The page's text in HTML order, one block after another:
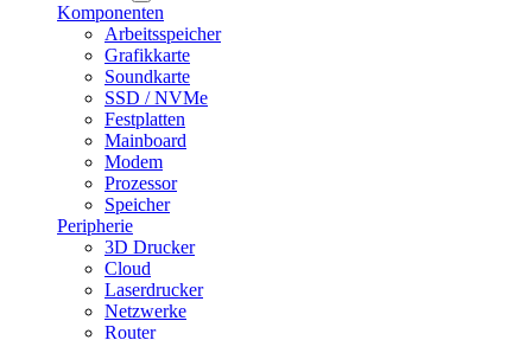
Komponenten
Arbeitsspeicher
Grafikkarte
Soundkarte
SSD / NVMe
Festplatten
Mainboard
Modem
Prozessor
Speicher
Peripherie
3D Drucker
Cloud
Laserdrucker
Netzwerke
Router